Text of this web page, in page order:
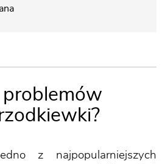
problemów
z najpopularniejszych